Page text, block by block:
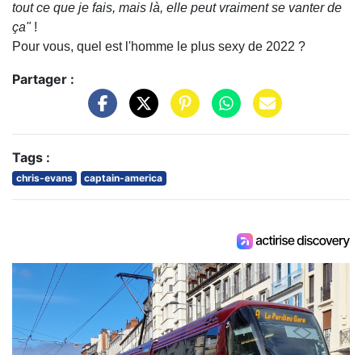
tout ce que je fais, mais là, elle peut vraiment se vanter de
ça"!
Pour vous, quel est l'homme le plus sexy de 2022 ?
Partager :
Tags :
chris-evans captain-america